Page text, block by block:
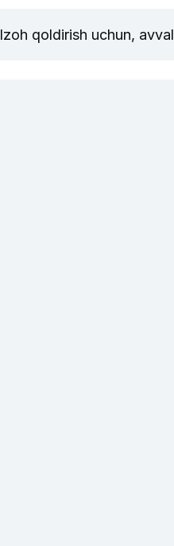
Izoh qoldirish uchun, avval